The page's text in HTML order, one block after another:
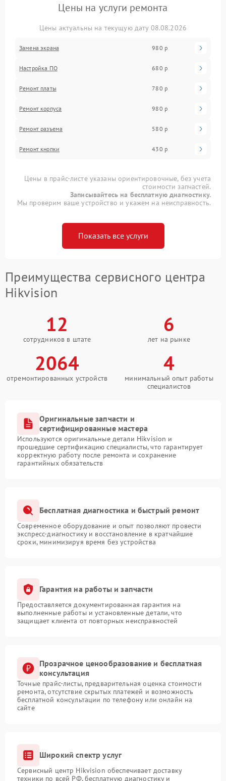
Цены на услуги ремонта
Цены актуальны на текущую дату 08.08.2026
Замена экрана 980 р
Настройка ПО 680 р
Ремонт платы 780 р
Ремонт корпуса 980 р
Ремонт разъема 580 р
Ремонт кнопки 430 р
Цены в прайс-листе указаны ориентировочные, без учета
стоимости запчастей.
Записывайтесь на бесплатную диагностику.
Мы проверим ваше устройство и укажем на неисправность.
Показать все услуги
Преимущества сервисного центра
Hikvision
12
сотрудников в штате
6
лет на рынке
2064
отремонтированных устройств
4
минимальный опыт работы
специалистов
Оригинальные запчасти и
сертифицированные мастера
Используются оригинальные детали Hikvision и
прошедшие сертификацию специалисты, что гарантирует
корректную работу после ремонта и сохранение
гарантийных обязательств
Бесплатная диагностика и быстрый ремонт
Современное оборудование и опыт позволяют провести
экспресс-диагностику и восстановление в кратчайшие
сроки, минимизируя время без устройства
Гарантия на работы и запчасти
Предоставляется документированная гарантия на
выполненные работы и установленные детали, что
защищает клиента от повторных неисправностей
Прозрачное ценообразование и бесплатная
консультация
Точные прайс-листы, предварительная оценка стоимости
ремонта, отсутствие скрытых платежей и возможность
бесплатной консультации по телефону или онлайн на
сайте
Широкий спектр услуг
Сервисный центр Hikvision обеспечивает доставку
техники по всей РФ, бесплатную диагностику и